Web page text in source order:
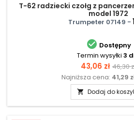
T-62 radziecki czołg z
model 1972
Trumpeter 07149 -
 Dostępny
Termin wysyłki 3
Cena
43,06 zł Cena
46,30
Najniższa cena: 41,29
 Dodaj do